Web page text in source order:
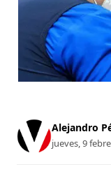
Alejandro
jueves, 9